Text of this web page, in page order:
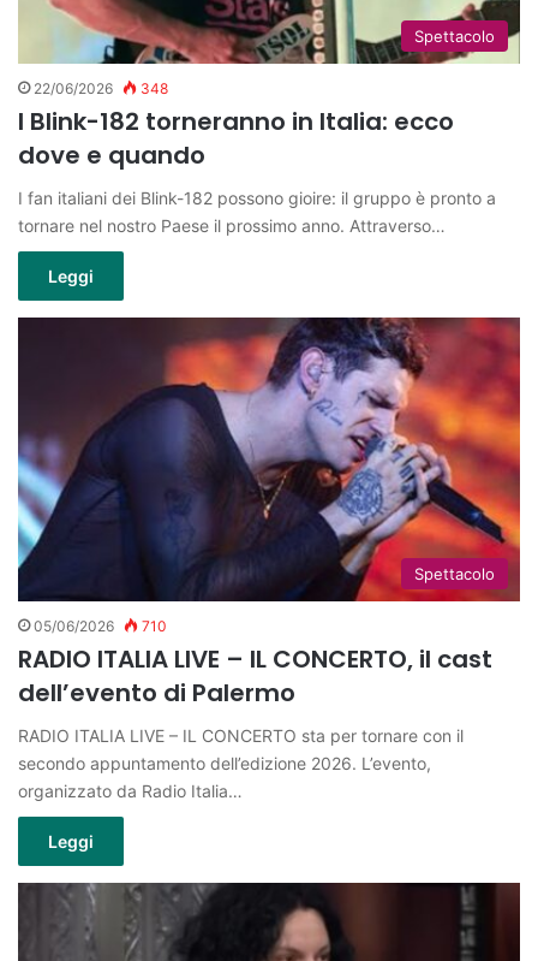
Spettacolo
22/06/2026 348
I Blink-182 torneranno in Italia: ecco
dove e quando
I fan italiani dei Blink-182 possono gioire: il gruppo è pronto a
tornare nel nostro Paese il prossimo anno. Attraverso…
Leggi
Spettacolo
05/06/2026 710
RADIO ITALIA LIVE – IL CONCERTO, il cast
dell’evento di Palermo
RADIO ITALIA LIVE – IL CONCERTO sta per tornare con il
secondo appuntamento dell’edizione 2026. L’evento,
organizzato da Radio Italia…
Leggi